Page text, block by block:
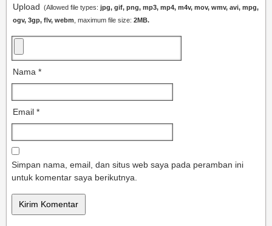
Upload (Allowed file types: jpg, gif, png, mp3, mp4, m4v, mov, wmv, avi, mpg,
ogv, 3gp, flv, webm , maximum file size: 2MB.
Nama *
Email *
Simpan nama, email, dan situs web saya pada peramban ini
untuk komentar saya berikutnya.